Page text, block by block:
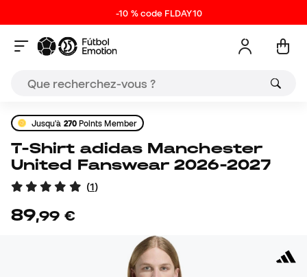
-10 % code FLDAY10
Jusqu'à 270Points Member
T-Shirt adidas Manchester
United Fanswear 2026-2027
(1)
89,99 €